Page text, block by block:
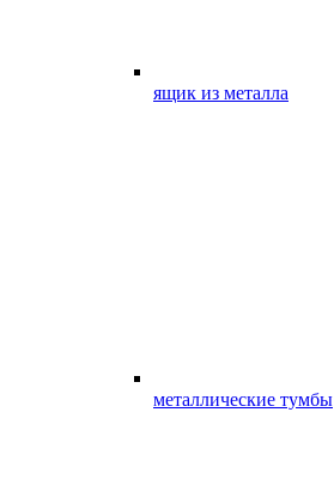
ящик из металла
металлические тумбы